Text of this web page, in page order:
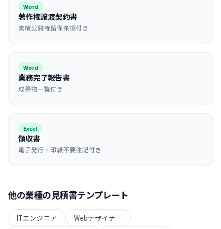
Word
著作権譲渡契約書
実績公開権留保条項付き
Word
業務完了報告書
成果物一覧付き
Excel
領収書
電子発行・印紙不要注記付き
他の業種の見積書テンプレート
ITエンジニア
Webデザイナー